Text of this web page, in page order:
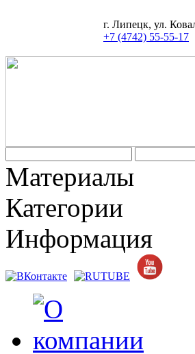
г. Липецк, ул.
+7 (4742) 55-55-17
Материалы
Категории
Информация